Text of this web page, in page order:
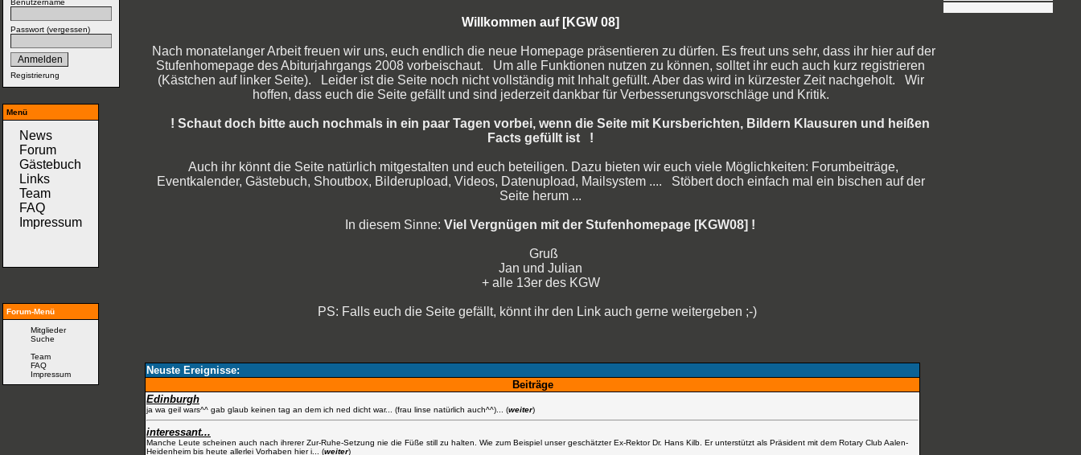
Benutzername
Passwort (vergessen)
Registrierung
Menü
News
Forum
Gästebuch
Links
Team
FAQ
Impressum
Forum-Menü
Mitglieder
Suche
Team
FAQ
Impressum
Willkommen auf [KGW 08]
Nach monatelanger Arbeit freuen wir uns, euch endlich die neue Homepage präsentieren zu dürfen. Es freut uns sehr, dass ihr hier auf der
Stufenhomepage des Abiturjahrgangs 2008 vorbeischaut. Um alle Funktionen nutzen zu können, solltet ihr euch auch kurz registrieren
(Kästchen auf linker Seite). Leider ist die Seite noch nicht vollständig mit Inhalt gefüllt. Aber das wird in kürzester Zeit nachgeholt. Wir
hoffen, dass euch die Seite gefällt und sind jederzeit dankbar für Verbesserungsvorschläge und Kritik.
! Schaut doch bitte auch nochmals in ein paar Tagen vorbei, wenn die Seite mit Kursberichten, Bildern Klausuren und heißen
Facts gefüllt ist !
Auch ihr könnt die Seite natürlich mitgestalten und euch beteiligen. Dazu bieten wir euch viele Möglichkeiten: Forumbeiträge,
Eventkalender, Gästebuch, Shoutbox, Bilderupload, Videos, Datenupload, Mailsystem .... Stöbert doch einfach mal ein bischen auf der
Seite herum ...
In diesem Sinne: Viel Vergnügen mit der Stufenhomepage [KGW08] !
Gruß
Jan und Julian
+ alle 13er des KGW
PS: Falls euch die Seite gefällt, könnt ihr den Link auch gerne weitergeben ;-)
Neuste Ereignisse:
Beiträge
Edinburgh
ja wa geil wars^^ gab glaub keinen tag an dem ich ned dicht war... (frau linse natürlich auch^^)... (weiter)
interessant...
Manche Leute scheinen auch nach ihrerer Zur-Ruhe-Setzung nie die Füße still zu halten. Wie zum Beispiel unser geschätzter Ex-Rektor Dr. Hans Kilb. Er unterstützt als Präsident mit dem Rotary Club Aalen-
Heidenheim bis heute allerlei Vorhaben hier i... (weiter)